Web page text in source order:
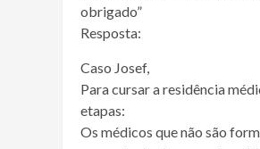
obrigado”
Resposta:
Caso Josef,
Para cursar a residência
etapas:
Os médicos que não são